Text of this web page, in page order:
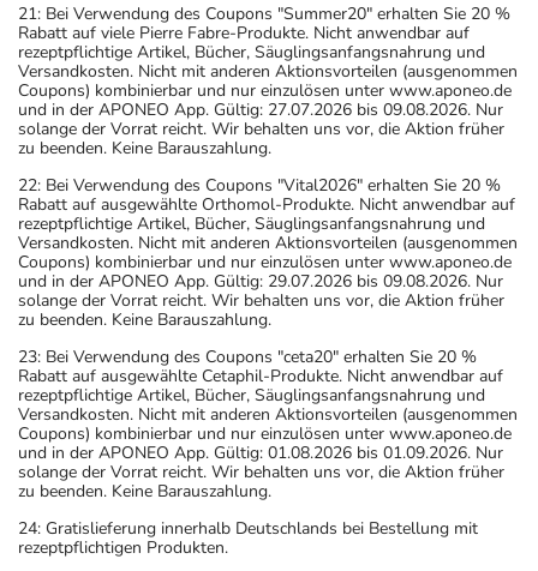
21: Bei Verwendung des Coupons "Summer20" erhalten Sie 20 %
Rabatt auf viele Pierre Fabre-Produkte. Nicht anwendbar auf
rezeptpflichtige Artikel, Bücher, Säuglingsanfangsnahrung und
Versandkosten. Nicht mit anderen Aktionsvorteilen (ausgenommen
Coupons) kombinierbar und nur einzulösen unter www.aponeo.de
und in der APONEO App. Gültig: 27.07.2026 bis 09.08.2026. Nur
solange der Vorrat reicht. Wir behalten uns vor, die Aktion früher
zu beenden. Keine Barauszahlung.
22: Bei Verwendung des Coupons "Vital2026" erhalten Sie 20 %
Rabatt auf ausgewählte Orthomol-Produkte. Nicht anwendbar auf
rezeptpflichtige Artikel, Bücher, Säuglingsanfangsnahrung und
Versandkosten. Nicht mit anderen Aktionsvorteilen (ausgenommen
Coupons) kombinierbar und nur einzulösen unter www.aponeo.de
und in der APONEO App. Gültig: 29.07.2026 bis 09.08.2026. Nur
solange der Vorrat reicht. Wir behalten uns vor, die Aktion früher
zu beenden. Keine Barauszahlung.
23: Bei Verwendung des Coupons "ceta20" erhalten Sie 20 %
Rabatt auf ausgewählte Cetaphil-Produkte. Nicht anwendbar auf
rezeptpflichtige Artikel, Bücher, Säuglingsanfangsnahrung und
Versandkosten. Nicht mit anderen Aktionsvorteilen (ausgenommen
Coupons) kombinierbar und nur einzulösen unter www.aponeo.de
und in der APONEO App. Gültig: 01.08.2026 bis 01.09.2026. Nur
solange der Vorrat reicht. Wir behalten uns vor, die Aktion früher
zu beenden. Keine Barauszahlung.
24: Gratislieferung innerhalb Deutschlands bei Bestellung mit
rezeptpflichtigen Produkten.